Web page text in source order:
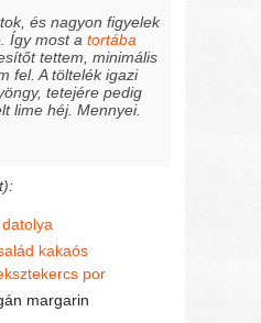
és nagyon figyelek
Így most atortába
tettem, minimális
fel. A töltelék igazi
tetejére pedig
lime héj. Mennyei.
datolya
kakaós
por
margarin